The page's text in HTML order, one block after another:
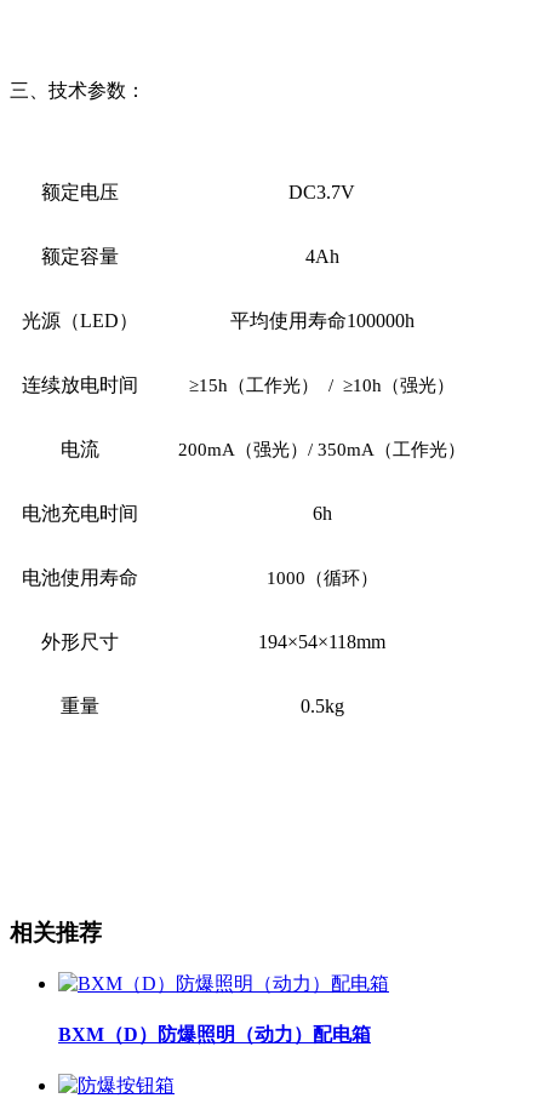
三、技术参数：
额定电压 DC3.7V
额定容量 4Ah
光源（LED） 平均使用寿命100000h
连续放电时间 ≥15h（工作光） / ≥10h（强光）
电流 200mA（强光）/ 350mA（工作光）
电池充电时间 6h
电池使用寿命 1000（循环）
外形尺寸 194×54×118mm
重量 0.5kg
相关推荐
BXM（D）防爆照明（动力）配电箱